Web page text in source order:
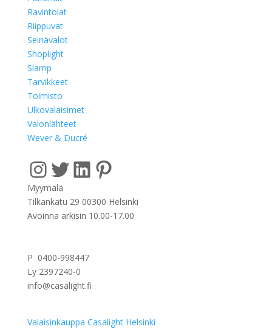
Ravintolat
Riippuvat
Seinävalot
Shoplight
Slamp
Tarvikkeet
Toimisto
Ulkovalaisimet
Valonlähteet
Wever & Ducré
InstagramTwitter LinkedIn Pinterest
Myymälä
Tilkankatu 29 00300 Helsinki
Avoinna arkisin 10.00-17.00
P 0400-998447
Ly 2397240-0
info@casalight.fi
Valaisinkauppa Casalight Helsinki